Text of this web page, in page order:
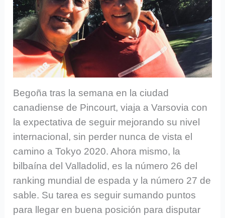
Begoña tras la semana en la ciudad
canadiense de Pincourt, viaja a Varsovia con
la expectativa de seguir mejorando su nivel
internacional, sin perder nunca de vista el
camino a Tokyo 2020. Ahora mismo, la
bilbaína del Valladolid, es la número 26 del
ranking mundial de espada y la número 27 de
sable. Su tarea es seguir sumando puntos
para llegar en buena posición para disputar